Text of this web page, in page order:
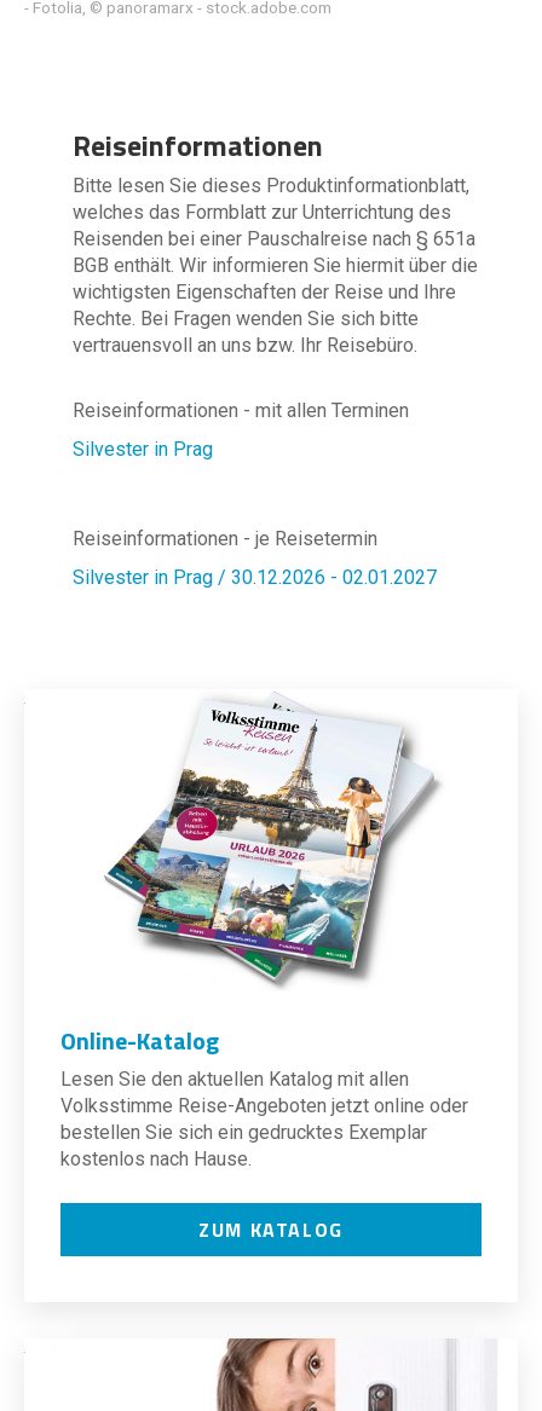
- Fotolia, © panoramarx - stock.adobe.com
Reiseinformationen
Bitte lesen Sie dieses Produktinformationblatt,
welches das Formblatt zur Unterrichtung des
Reisenden bei einer Pauschalreise nach § 651a
BGB enthält. Wir informieren Sie hiermit über die
wichtigsten Eigenschaften der Reise und Ihre
Rechte. Bei Fragen wenden Sie sich bitte
vertrauensvoll an uns bzw. Ihr Reisebüro.
Reiseinformationen - mit allen Terminen
Silvester in Prag
Reiseinformationen - je Reisetermin
Silvester in Prag / 30.12.2026 - 02.01.2027
Online-Katalog
Lesen Sie den aktuellen Katalog mit allen
Volksstimme Reise-Angeboten jetzt online oder
bestellen Sie sich ein gedrucktes Exemplar
kostenlos nach Hause.
ZUM KATALOG